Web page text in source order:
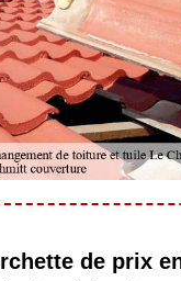
de prix